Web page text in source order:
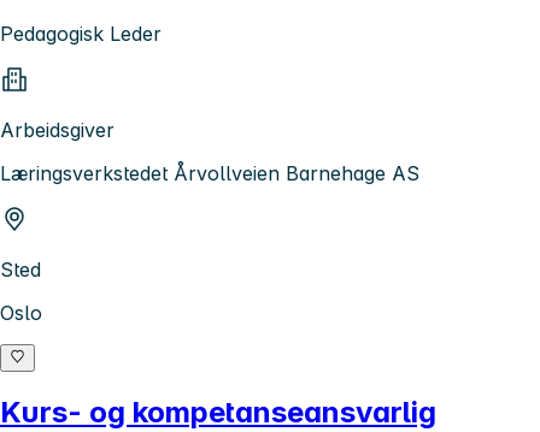
Pedagogisk Leder
Arbeidsgiver
Læringsverkstedet Årvollveien Barnehage AS
Sted
Oslo
Kurs- og kompetanseansvarlig